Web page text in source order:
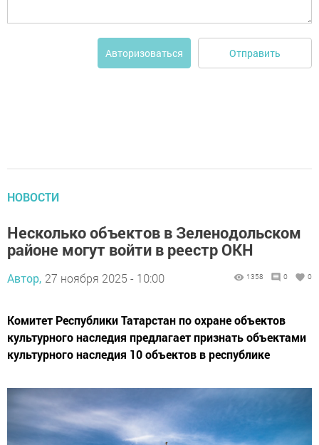
Авторизоваться Отправить
НОВОСТИ
Несколько объектов в Зеленодольском
районе могут войти в реестр ОКН
Автор, 27 ноября 2025 - 10:00 1358 0 0
Комитет Республики Татарстан по охране объектов
культурного наследия предлагает признать объектами
культурного наследия 10 объектов в республике